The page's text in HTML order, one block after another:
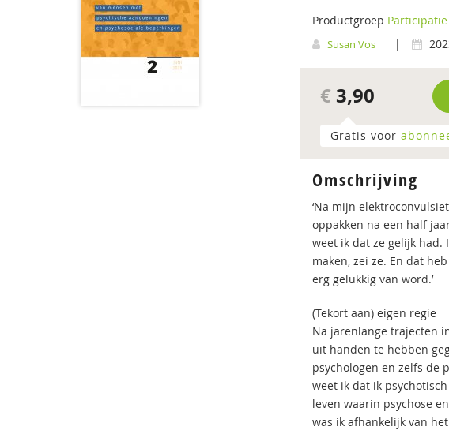
Productgroep
Susan Vos |
€ 3,90
Gratis voor
Omschrijving
‘Na mijn
oppakken na een half
weet ik dat ze gelijk had.
maken, zei ze. En dat
erg gelukkig van word.’
(Tekort aan) eigen regie
Na jarenlange trajecten
uit handen te hebben
psychologen en zelfs de
weet ik dat ik
leven waarin psychose
was ik afhankelijk van